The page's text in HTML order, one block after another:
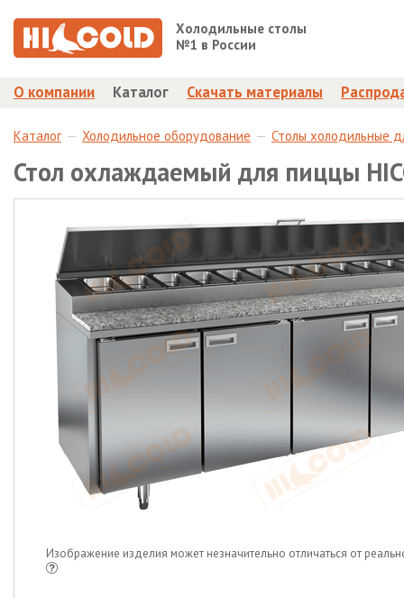
Холодильные столы
№1 в России
О компании Каталог Скачать материалы
Каталог Холодильное оборудование Столы холодильные
Стол охлаждаемый для пиццы
Изображение изделия может незначительно отличаться от